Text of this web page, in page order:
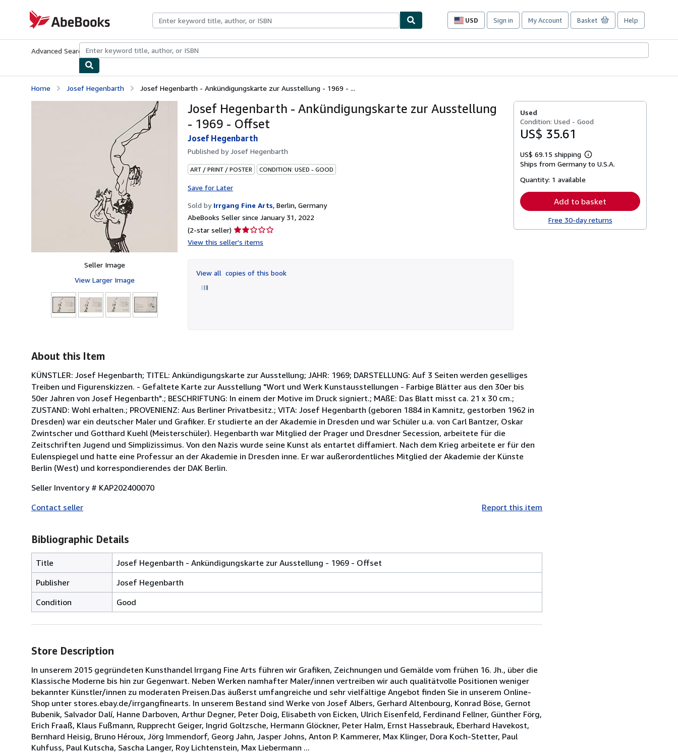
AbeBooks.com
USD
Site
preferences
Sign in My Account Basket Help
Advanced Search Browse CollectionsRare BooksArt & Collectibles
Home Josef Hegenbarth Josef Hegenbarth - Ankündigungskarte zur Ausstellung - 1969 - ...
Seller Image
View Larger Image
Josef Hegenbarth - Ankündigungskarte zur Ausstellung
- 1969 - Offset
Josef Hegenbarth
Published byJosef Hegenbarth
ART / PRINT / POSTER CONDITION: USED - GOOD
Save for Later
Sold by Irrgang Fine Arts, Berlin, Germany
AbeBooks Seller since January 31, 2022
(2-star seller) Seller
rating
of
5
View this seller's items
View all copies of this book
Used
Condition: Used - Good
US$ 35.61
US$ 69.15 shipping
Learn
more
Ships from Germany to U.S.A.
Quantity: 1 available
Add to basket
Free 30-day returns
About this Item
KÜNSTLER: Josef Hegenbarth; TITEL: Ankündigungskarte zur Ausstellung; JAHR: 1969; DARSTELLUNG: Auf 3 Seiten werden geselliges
Treiben und Figurenskizzen. - Gefaltete Karte zur Ausstellung "Wort und Werk Kunstausstellungen - Farbige Blätter aus den 30er bis
50er Jahren von Josef Hegenbarth".; BESCHRIFTUNG: In einem der Motive im Druck signiert.; MAßE: Das Blatt misst ca. 21 x 30 cm.;
ZUSTAND: Wohl erhalten.; PROVENIENZ: Aus Berliner Privatbesitz.; VITA: Josef Hegenbarth (geboren 1884 in Kamnitz, gestorben 1962 in
Dresden) war ein deutscher Maler und Grafiker. Er studierte an der Akademie in Dresden und war Schüler u.a. von Carl Bantzer, Oskar
Zwintscher und Gotthard Kuehl (Meisterschüler). Hegenbarth war Mitglied der Prager und Dresdner Secession, arbeitete für die
Zeitschriften Jugend und Simplizissimus. Von den Nazis wurde seine Kunst als entartet diffamiert. Nach dem Krieg arbeitete er für den
Eulenspiegel und hatte eine Professur an der Akademie in Dresden inne. Er war außerordentliches Mitglied der Akademie der Künste
Berlin (West) und korrespondierendes der DAK Berlin.
Seller Inventory # KAP202400070
Contact seller
Report this item
Bibliographic Details
Title
Josef Hegenbarth - Ankündigungskarte zur Ausstellung - 1969 - Offset
Publisher
Josef Hegenbarth
Condition
Good
Store Description
In unserem 2015 gegründeten Kunsthandel Irrgang Fine Arts führen wir Grafiken, Zeichnungen und Gemälde vom frühen 16. Jh., über die
Klassische Moderne bis hin zur Gegenwart. Neben Werken namhafter Maler/innen vertreiben wir auch qualitätvolle Positionen weniger
bekannter Künstler/innen zu moderaten Preisen.Das äußerst umfangreiche und sehr vielfältige Angebot finden Sie in unserem Online-
Shop unter stores.ebay.de/irrgangfinearts. In unserem Bestand sind Werke von Josef Albers, Gerhard Altenbourg, Konrad Böse, Gernot
Bubenik, Salvador Dalí, Hanne Darboven, Arthur Degner, Peter Doig, Elisabeth von Eicken, Ulrich Eisenfeld, Ferdinand Fellner, Günther Förg,
Erich Fraaß, Klaus Fußmann, Rupprecht Geiger, Ingrid Goltzsche, Hermann Glöckner, Peter Halm, Ernst Hassebrauk, Eberhard Havekost,
Bernhard Heisig, Bruno Héroux, Jörg Immendorf, Georg Jahn, Jasper Johns, Anton P. Kammerer, Max Klinger, Dora Koch-Stetter, Paul
Kuhfuss, Paul Kutscha, Sascha Langer, Roy Lichtenstein, Max Liebermann ...